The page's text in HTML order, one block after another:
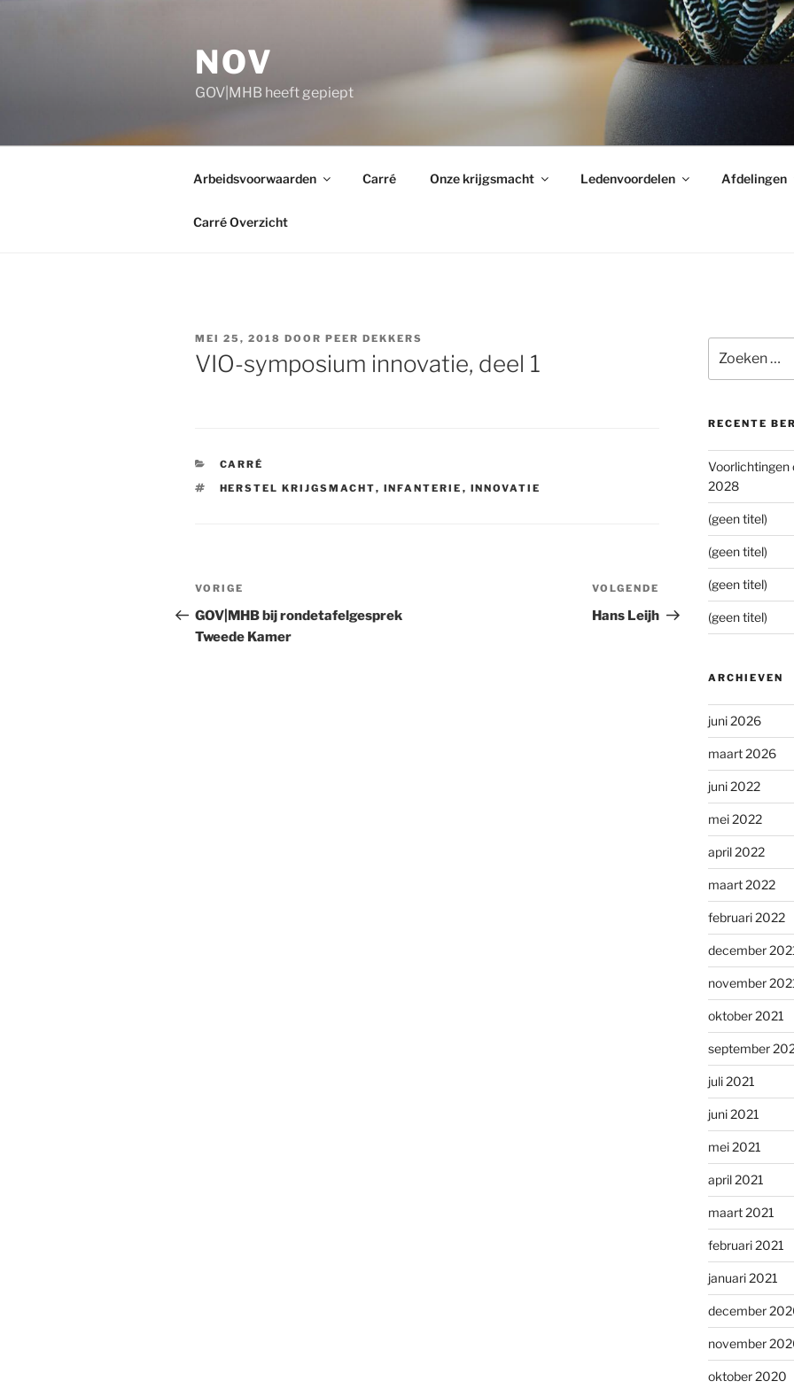
NOV
GOV|MHB heeft gepiept
Arbeidsvoorwaarden Carré Onze krijgsmacht Ledenvoordelen Afdelingen
Carré Overzicht
GEPLAATST
OP
MEI 25, 2018 DOOR PEER DEKKERS
VIO-symposium innovatie, deel 1
CATEGORIEËN
CARRÉ
TAGS
HERSTEL KRIJGSMACHT, INFANTERIE , INNOVATIE
Bericht
navigatie
Vorig
bericht
VORIGE
GOV|MHB bij rondetafelgesprek
Tweede Kamer
Volgend
bericht
VOLGENDE
Hans Leijh
naar:
RECENTE
Voorlichtingen
2028
(geen titel)
(geen titel)
(geen titel)
(geen titel)
ARCHIEVEN
juni 2026
maart 2026
juni 2022
mei 2022
april 2022
maart 2022
februari 2022
december
november
oktober 2021
september
juli 2021
juni 2021
mei 2021
april 2021
maart 2021
februari 2021
januari 2021
december
november
oktober 2020